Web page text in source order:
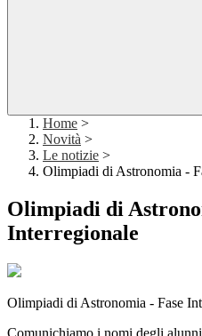
Home >
Novità >
Le notizie >
Olimpiadi di Astronomia -
Olimpiadi di
Interregionale
Olimpiadi di Astronomia - Fase